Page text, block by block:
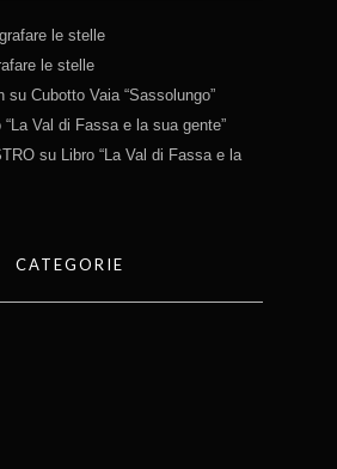
le stelle
le stelle
suCubotto Vaia “Sassolungo”
“La Val di Fassa e la sua gente”
su Libro “La Val di Fassa e la
CATEGORIE